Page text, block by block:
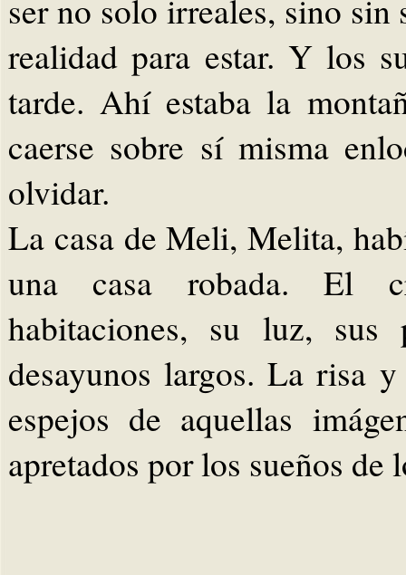
ser no solo irreales, sino
realidad para estar. Y los
tarde. Ahí estaba la
caerse sobre sí misma
olvidar.
La casa de Meli, Melita,
una casa robada. El
habitaciones, su luz, sus
desayunos largos. La risa
espejos de aquellas
apretados por los sueños